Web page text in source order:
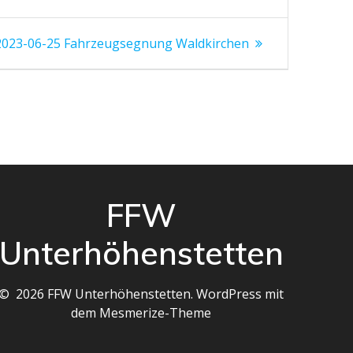
06-25 Fahrzeugsegnung Waldkirchen
FFW
Unterhöhenstetten
2026 FFW Unterhöhenstetten. WordPress mit
dem Mesmerize-Theme